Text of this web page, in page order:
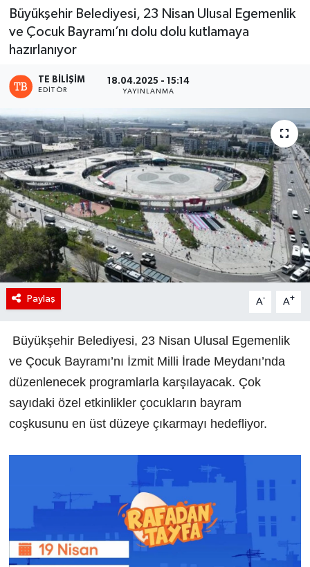
Büyükşehir Belediyesi, 23 Nisan Ulusal Egemenlik
ve Çocuk Bayramı’nı dolu dolu kutlamaya
hazırlanıyor
TE BILIŞIM
EDITÖR
18.04.2025 - 15:14
YAYINLANMA
Paylaş A- A+
Büyükşehir Belediyesi, 23 Nisan Ulusal Egemenlik
ve Çocuk Bayramı’nı İzmit Milli İrade Meydanı’nda
düzenlenecek programlarla karşılayacak. Çok
sayıdaki özel etkinlikler çocukların bayram
coşkusunu en üst düzeye çıkarmayı hedefliyor.